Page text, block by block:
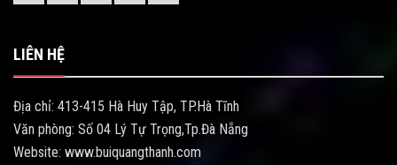
LIÊN HỆ
Địa chỉ: 413-415 Hà Huy Tập, TP.Hà Tĩnh
Văn phòng: Số 04 Lý Tự Trọng,Tp.Đà Nẵng
Website: www.buiquangthanh.com